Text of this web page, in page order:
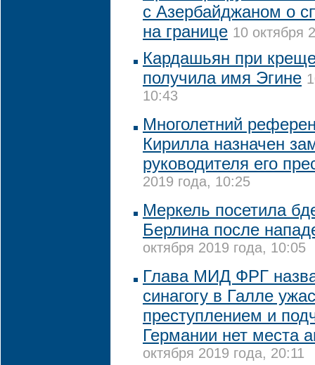
с Азербайджаном о
на границе 10 октября
Кардашьян при
получила имя Эгине
10:43
Многолетний
Кирилла назначен
руководителя его
2019 года, 10:25
Меркель посетила
Берлина после
октября 2019 года, 10:05
Глава МИД ФРГ
синагогу в Галле
преступлением и
Германии нет места
октября 2019 года, 20:11